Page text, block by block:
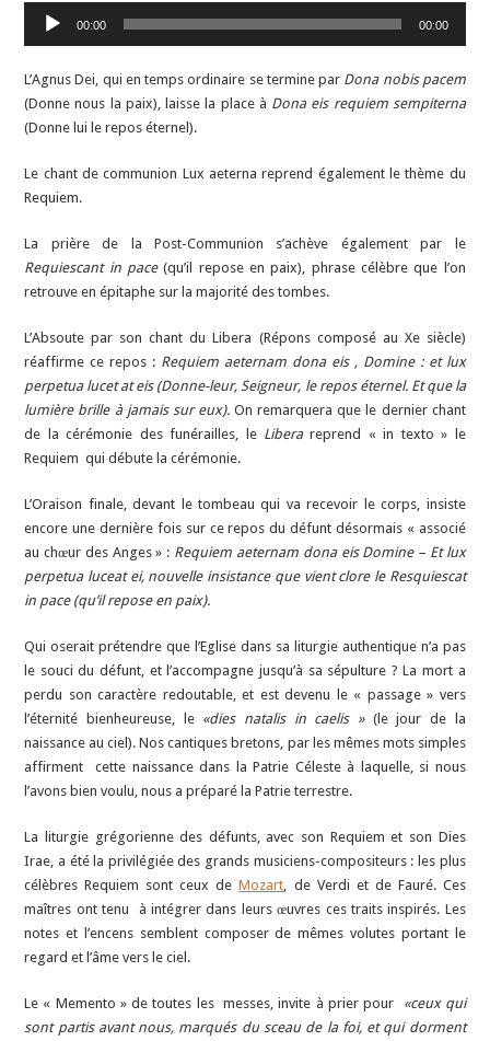
Lecteur
audio
00:00 00:00
L’Agnus Dei, qui en temps ordinaire se termine par Dona nobis pacem
(Donne nous la paix), laisse la place à Dona eis requiem sempiterna
(Donne lui le repos éternel).
Le chant de communion Lux aeterna reprend également le thème du
Requiem.
La prière de la Post-Communion s’achève également par le
Requiescant in pace(qu’il repose en paix), phrase célèbre que l’on
retrouve en épitaphe sur la majorité des tombes.
L’Absoute par son chant du Libera (Répons composé au Xe siècle)
réaffirme ce repos : Requiem aeternam dona eis , Domine : et lux
perpetua lucet at eis (Donne-leur, Seigneur, le repos éternel. Et que la
lumière brille à jamais sur eux).On remarquera que le dernier chant
de la cérémonie des funérailles, le Liberareprend « in texto » le
Requiem qui débute la cérémonie.
L’Oraison finale, devant le tombeau qui va recevoir le corps, insiste
encore une dernière fois sur ce repos du défunt désormais « associé
au chœur des Anges » : Requiem aeternam dona eis Domine – Et lux
perpetua luceat ei, nouvelle insistance que vient clore le Resquiescat
in pace (qu’il repose en paix).
Qui oserait prétendre que l’Eglise dans sa liturgie authentique n’a pas
le souci du défunt, et l’accompagne jusqu’à sa sépulture ? La mort a
perdu son caractère redoutable, et est devenu le « passage » vers
l’éternité bienheureuse, le «dies natalis in caelis »(le jour de la
naissance au ciel). Nos cantiques bretons, par les mêmes mots simples
affirment cette naissance dans la Patrie Céleste à laquelle, si nous
l’avons bien voulu, nous a préparé la Patrie terrestre.
La liturgie grégorienne des défunts, avec son Requiem et son Dies
Irae, a été la privilégiée des grands musiciens-compositeurs : les plus
célèbres Requiem sont ceux deMozart , de Verdi et de Fauré. Ces
maîtres ont tenu à intégrer dans leurs œuvres ces traits inspirés. Les
notes et l’encens semblent composer de mêmes volutes portant le
regard et l’âme vers le ciel.
Le « Memento » de toutes les messes, invite à prier pour «ceux qui
sont partis avant nous, marqués du sceau de la foi, et qui dorment